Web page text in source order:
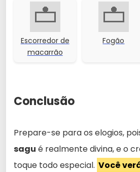
Escorredor de
macarrão
Fogão
Conclusão
Prepare-se para os elogios,
sagu é realmente divina, e o
toque todo especial. Você